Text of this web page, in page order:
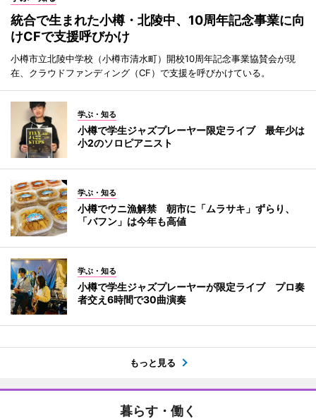
統合で生まれた小樽・北陵中、10周年記念事業に向
けCFで支援呼びかけ
小樽市立北陵中学校（小樽市清水町）開校10周年記念事業協賛会が現
在、クラウドファンディング（CF）で支援を呼びかけている。
学ぶ・知る
小樽で学生ジャズプレーヤー限定ライブ 最年少は
小2のソロピアニスト
学ぶ・知る
小樽でウニ漁解禁 朝市に「ムラサキ」ずらり、
「バフン」は今年も高値
学ぶ・知る
小樽で学生ジャズプレーヤーが限定ライブ プロ奏
者交え6時間で30曲演奏
もっと見る
暮らす・働く